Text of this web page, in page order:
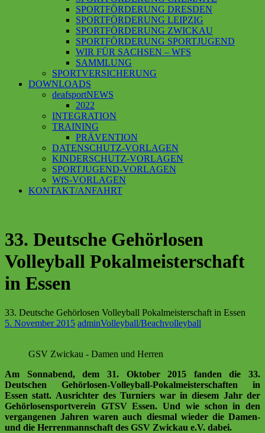
SPORTFÖRDERUNG DRESDEN
SPORTFÖRDERUNG LEIPZIG
SPORTFÖRDERUNG ZWICKAU
SPORTFÖRDERUNG SPORTJUGEND
WIR FÜR SACHSEN – WFS
SAMMLUNG
SPORTVERSICHERUNG
DOWNLOADS
deafsportNEWS
2022
INTEGRATION
TRAINING
PRÄVENTION
DATENSCHUTZ-VORLAGEN
KINDERSCHUTZ-VORLAGEN
SPORTJUGEND-VORLAGEN
WfS-VORLAGEN
KONTAKT/ANFAHRT
33. Deutsche Gehörlosen
Volleyball Pokalmeisterschaft
in Essen
33. Deutsche Gehörlosen Volleyball Pokalmeisterschaft in Essen
5. November 2015 adminVolleyball/Beachvolleyball
GSV Zwickau - Damen und Herren
Am Sonnabend, dem 31. Oktober2015 fanden die 33.
Deutschen Gehörlosen-Volleyball-Pokalmeisterschaften in
Essen statt. Ausrichter des Turniers war in diesem Jahrder
Gehörlosensportverein GTSV Essen. Und wie schon in den
vergangenen Jahren waren auch diesmal wieder die Damen-
und die Herrenmannschaft des GSV Zwickau e.V. dabei.